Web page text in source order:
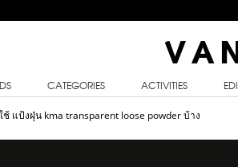
CATEGORIES ACTIVITIES
ช้ แป้งฝุ่น kma transparent loose powder บ้าง